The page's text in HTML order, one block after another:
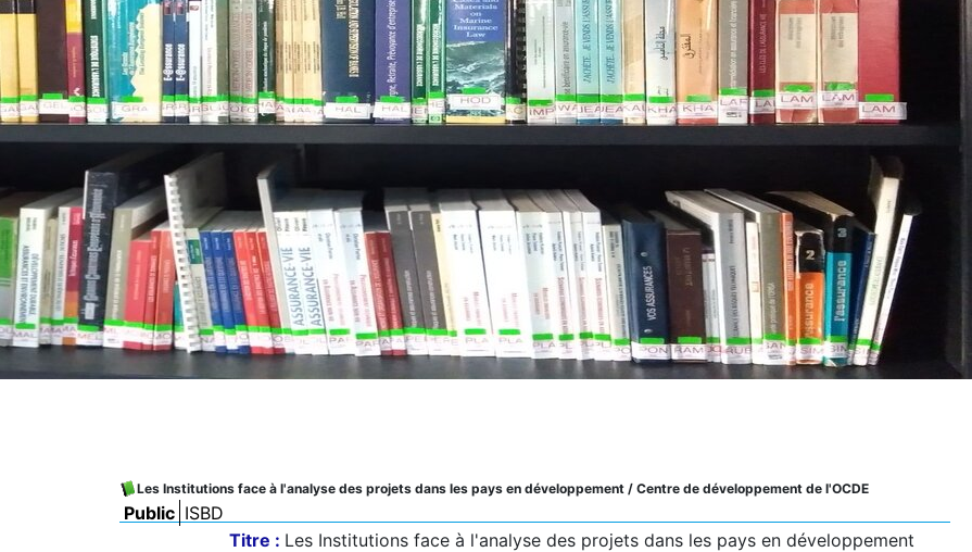
Les Institutions face à l'analyse des projets dans les pays en développement / Centre de développement de l'OCDE
Public ISBD
Titre : Les Institutions face à l'analyse des projets dans les pays en développement